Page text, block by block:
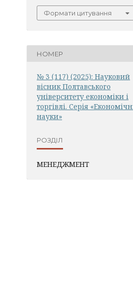
Формати цитування
НОМЕР
№ 3 (117) (2025): Науковий
вісник Полтавського
університету економіки і
торгівлі. Серія
науки»
РОЗДІЛ
МЕНЕДЖМЕНТ